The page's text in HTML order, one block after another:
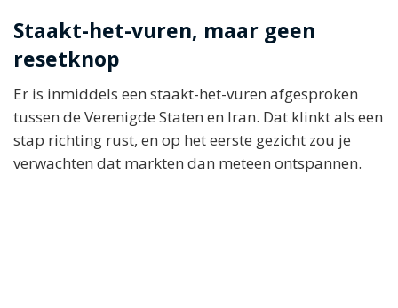
Staakt-het-vuren, maar geen
resetknop
Er is inmiddels een staakt-het-vuren afgesproken
tussen de Verenigde Staten en Iran. Dat klinkt als een
stap richting rust, en op het eerste gezicht zou je
verwachten dat markten dan meteen ontspannen.